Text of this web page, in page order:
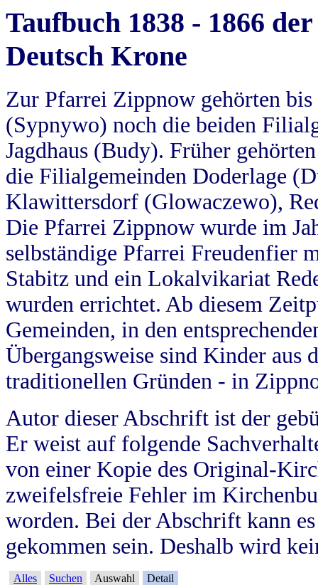
Taufbuch 1838 - 1866
Deutsch Krone
Zur Pfarrei Zippnow gehörten
(Sypnywo) noch die beiden
Jagdhaus (Budy). Früher
die Filialgemeinden Doderlage
Klawittersdorf (Glowaczewo),
Die Pfarrei Zippnow wurde im
selbständige Pfarrei Freudenfier
Stabitz und ein Lokalvikariat
wurden errichtet. Ab diesem
Gemeinden, in den
Übergangsweise sind Kinder aus
traditionellen Gründen - in
Autor dieser Abschrift ist der
Er weist auf folgende
von einer Kopie des Original-
zweifelsfreie Fehler im
worden. Bei der Abschrift kann
gekommen sein. Deshalb wird
Alles Suchen Auswahl Detail